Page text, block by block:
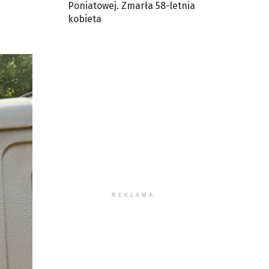
Poniatowej. Zmarła 58-letnia
kobieta
REKLAMA